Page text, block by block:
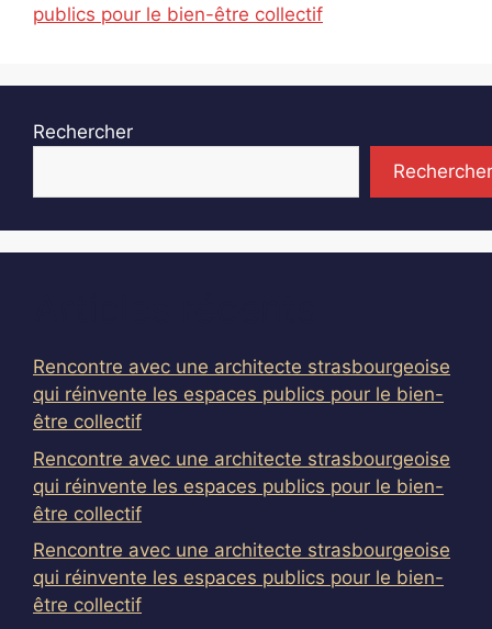
publics pour le bien-être collectif
Rechercher
Rechercher
Rencontre avec une architecte strasbourgeoise
qui réinvente les espaces publics pour le bien-
être collectif
Rencontre avec une architecte strasbourgeoise
qui réinvente les espaces publics pour le bien-
être collectif
Rencontre avec une architecte strasbourgeoise
qui réinvente les espaces publics pour le bien-
être collectif